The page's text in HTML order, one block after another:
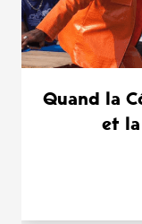
Quand la
et